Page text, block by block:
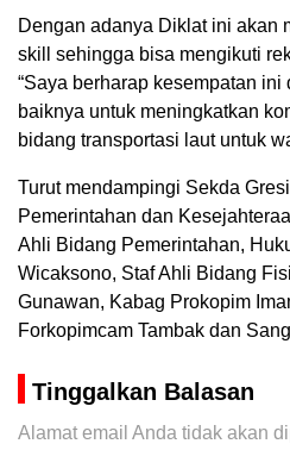
Dengan adanya Diklat ini akan
skill sehingga bisa mengikuti
“Saya berharap kesempatan
baiknya untuk meningkatkan
bidang transportasi laut untuk
Turut mendampingi Sekda
Pemerintahan dan
Ahli Bidang Pemerintahan,
Wicaksono, Staf Ahli Bidang
Gunawan, Kabag Prokopim
Forkopimcam Tambak dan
Tinggalkan Balasan
Alamat email Anda tidak akan